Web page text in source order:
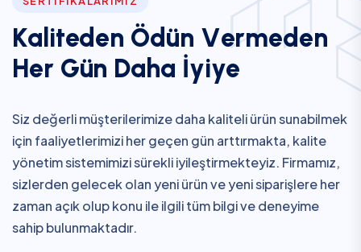
Ka iteden Ödün Vermeden
Her Gün Daha İyiye
Siz değerli müşterilerimize daha kaliteli ürün sunabilmek
için faaliyetlerimizi her geçen gün arttırmakta, kalite
yönetim sistemimizi sürekli iyileştirmekteyiz. Firmamız,
sizlerden gelecek olan yeni ürün ve yeni siparişlere her
zaman açık olup konu ile ilgili tüm bilgi ve deneyime
sahip bulunmaktadır.